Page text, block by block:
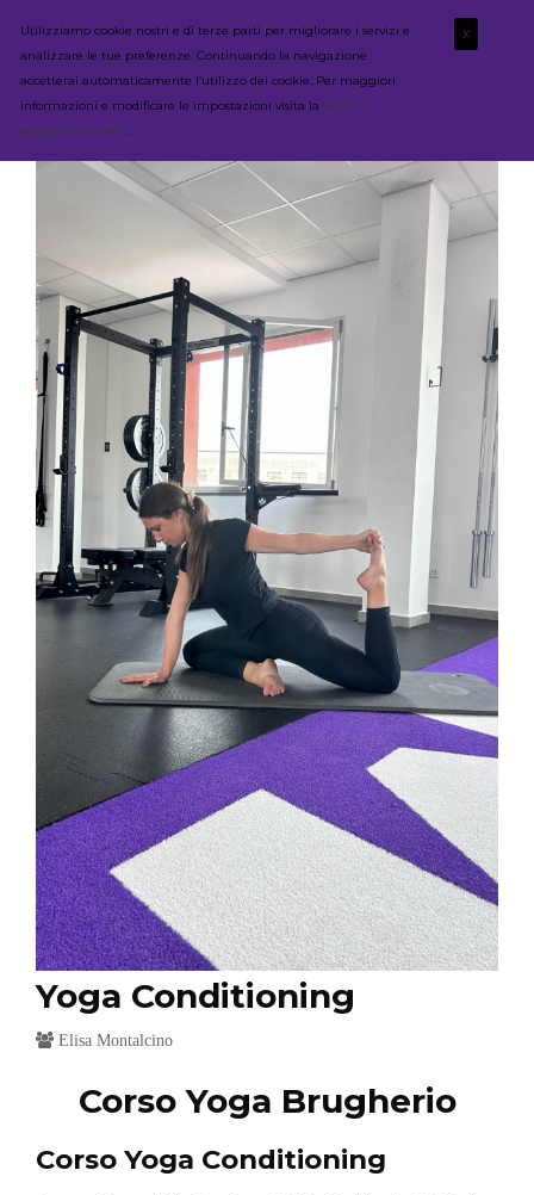
Yoga Conditioning
Elisa Montalcino
Corso Yoga Brugherio
Corso Yoga Conditioning
Utilizziamo cookie nostri e di terze parti per migliorare i servizi e
analizzare le tue preferenze. Continuando la navigazione
accetterai automaticamente l’utilizzo dei cookie. Per maggiori
informazioni e modificare le impostazioni visita la pagina
dedicata ai cookie.
X